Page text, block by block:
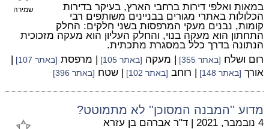
שמירה
במאות ואלפי דירות ברחבי הארץ, בעיקר בדירות
הכלולות באתרי מגורים בבניינים משותפים רבי
קומות, נבנים מעקי המרפסות בשני חלקים: החלק
התחתון הוא מעקה בנוי, והחלק העליון הוא מעקה מזכוכית
הנתונה בדרך כלל במסגרת מתכתית.
רום ושלח [באתר 355] | מעקה [באתר 105] | מרפסת [באתר 107]
|
אורך [באתר 148] | רוחב [באתר 102] | שטח [באתר 396]
מדוע ''המבנה המסוכן'' לא מתמוטט?
4 נובמבר, 2021 | ד"ר אברהם בן עזרא